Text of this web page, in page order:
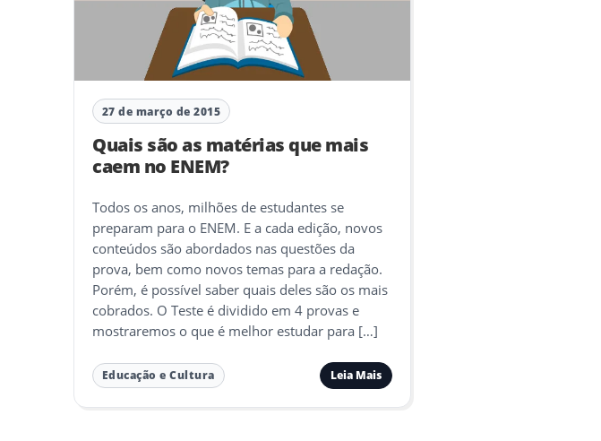
27 de março de 2015
Quais são as matérias que mais
caem no ENEM?
Todos os anos, milhões de estudantes se
preparam para o ENEM. E a cada edição, novos
conteúdos são abordados nas questões da
prova, bem como novos temas para a redação.
Porém, é possível saber quais deles são os mais
cobrados. O Teste é dividido em 4 provas e
mostraremos o que é melhor estudar para […]
Educação e Cultura Leia Mais